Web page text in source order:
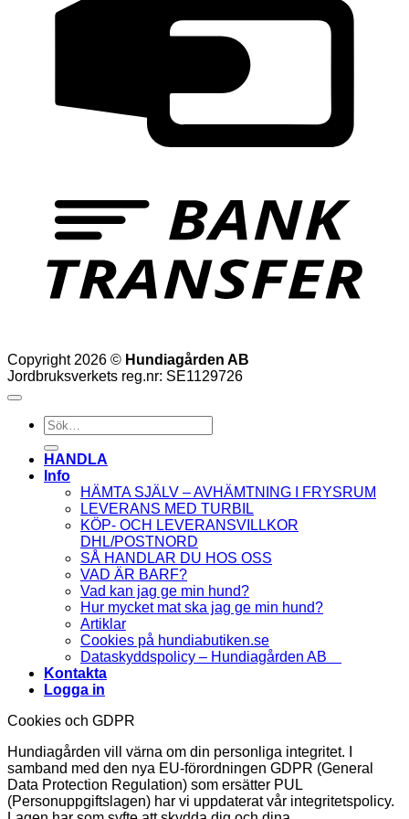
Copyright 2026 © Hundiagården AB
Jordbruksverkets reg.nr: SE1129726
Sök
efter:
HANDLA
Info
HÄMTA SJÄLV – AVHÄMTNING I FRYSRUM
LEVERANS MED TURBIL
KÖP- OCH LEVERANSVILLKOR
DHL/POSTNORD
SÅ HANDLAR DU HOS OSS
VAD ÄR BARF?
Vad kan jag ge min hund?
Hur mycket mat ska jag ge min hund?
Artiklar
Cookies på hundiabutiken.se
Dataskyddspolicy – Hundiagården AB
Kontakta
Logga in
Cookies och GDPR
Hundiagården vill värna om din personliga integritet. I
samband med den nya EU-förordningen GDPR (General
Data Protection Regulation) som ersätter PUL
(Personuppgiftslagen) har vi uppdaterat vår integritetspolicy.